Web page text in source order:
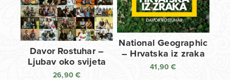
Davor Rostuhar –
Ljubav oko svijeta
26,90€
National Geographic
– Hrvatska iz zraka
41,90€